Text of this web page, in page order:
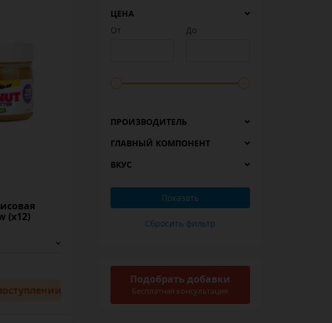
ЦЕНА
От
До
ПРОИЗВОДИТЕЛЬ
ГЛАВНЫЙ КОМПОНЕНТ
ВКУС
Подобрать добавки
Бесплатная консультация
(х12)